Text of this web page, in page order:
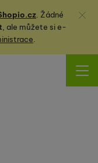
. Žádné
, ale můžete sie-
.
Zavřít